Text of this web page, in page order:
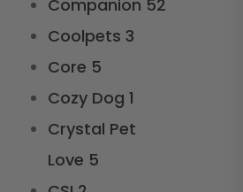
Companion 52
Coolpets 3
Core 5
Cozy Dog 1
Crystal Pet
Love 5